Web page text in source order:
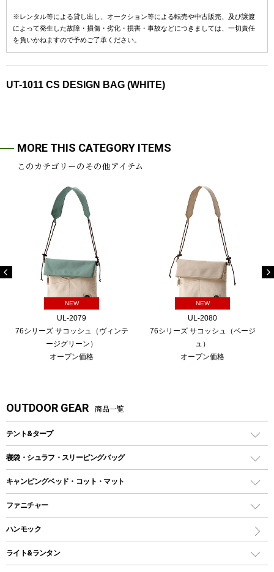
※レンタル等による貸し出し、オークション等による転売や中古販売、及び譲渡
によって発生した故障・損傷・劣化・損害・事故などにつきましては、一切責任
を負いかねますので予めご了承ください。
UT-1011 CS DESIGN BAG (WHITE)
MORE THIS CATEGORY ITEMS
このカテゴリーのその他アイテム
NEW
UL-2079
76シリーズ サコッシュ（ヴィンテ
ージグリーン）
オープン価格
NEW
UL-2080
76シリーズ サコッシュ（ベージ
ュ）
オープン価格
OUTDOOR GEAR 商品一覧
テント&タープ
テント
ツールームテント
ワンポールテント
シェルターテント
寝袋・シュラフ・スリーピングバッグ
レクタングラー型（封筒型）シュラフ
インナーシュラフ
キャンピングベッド・コット・マット
キャンピングベッド・コット
インフレータブルマット
ファニチャー
アウトドアテーブル
レジャーシート
ハンモック
ライト&ランタン